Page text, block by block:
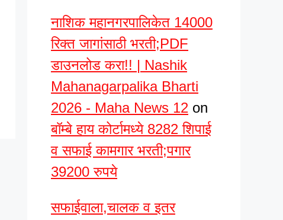
नाशिक महानगरपालिकेत 14000
रिक्त जागांसाठी भरती;PDF
डाउनलोड करा!! | Nashik
Mahanagarpalika Bharti
2026 - Maha News 12 on
बॉम्बे हाय कोर्टामध्ये 8282 शिपाई
व सफाई कामगार भरती;पगार
39200 रुपये
सफाईवाला,चालक व इतर